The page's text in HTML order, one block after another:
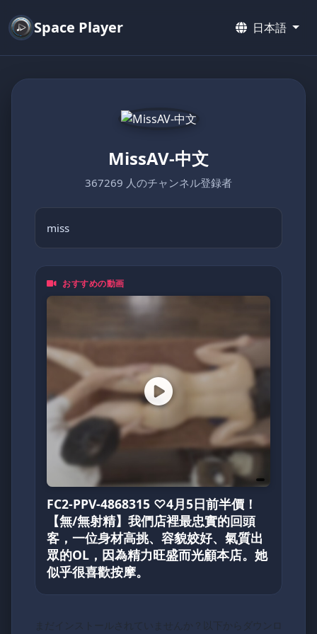
Space Player 日本語
MissAV-中文
367269 人のチャンネル登録者
miss
おすすめの動画
FC2-PPV-4868315 ♡4月5日前半價！
【無/無射精】我們店裡最忠實的回頭
客，一位身材高挑、容貌姣好、氣質出
眾的OL，因為精力旺盛而光顧本店。她
似乎很喜歡按摩。
まだインストールされていませんか？以下からダウンロ